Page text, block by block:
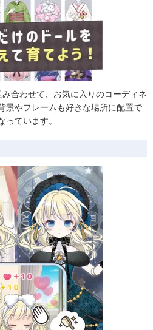
合わせて、お気に入りのコーディネ
景やフレームも好きな場所に配置で
っています。